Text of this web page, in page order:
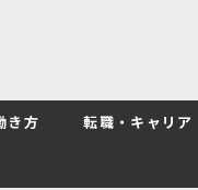
き方 転職・キャリア